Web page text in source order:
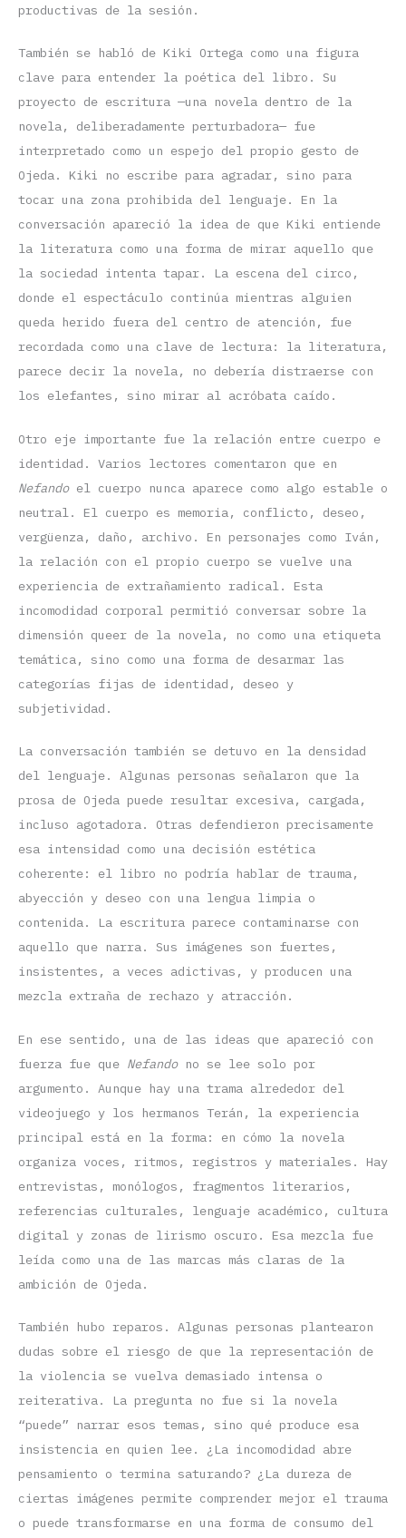
productivas de la sesión.
También se habló de Kiki Ortega como una figura
clave para entender la poética del libro. Su
proyecto de escritura —una novela dentro de la
novela, deliberadamente perturbadora— fue
interpretado como un espejo del propio gesto de
Ojeda. Kiki no escribe para agradar, sino para
tocar una zona prohibida del lenguaje. En la
conversación apareció la idea de que Kiki entiende
la literatura como una forma de mirar aquello que
la sociedad intenta tapar. La escena del circo,
donde el espectáculo continúa mientras alguien
queda herido fuera del centro de atención, fue
recordada como una clave de lectura: la literatura,
parece decir la novela, no debería distraerse con
los elefantes, sino mirar al acróbata caído.
Otro eje importante fue la relación entre cuerpo e
identidad. Varios lectores comentaron que en
Nefandoel cuerpo nunca aparece como algo estable o
neutral. El cuerpo es memoria, conflicto, deseo,
vergüenza, daño, archivo. En personajes como Iván,
la relación con el propio cuerpo se vuelve una
experiencia de extrañamiento radical. Esta
incomodidad corporal permitió conversar sobre la
dimensión queer de la novela, no como una etiqueta
temática, sino como una forma de desarmar las
categorías fijas de identidad, deseo y
subjetividad.
La conversación también se detuvo en la densidad
del lenguaje. Algunas personas señalaron que la
prosa de Ojeda puede resultar excesiva, cargada,
incluso agotadora. Otras defendieron precisamente
esa intensidad como una decisión estética
coherente: el libro no podría hablar de trauma,
abyección y deseo con una lengua limpia o
contenida. La escritura parece contaminarse con
aquello que narra. Sus imágenes son fuertes,
insistentes, a veces adictivas, y producen una
mezcla extraña de rechazo y atracción.
En ese sentido, una de las ideas que apareció con
fuerza fue que Nefandono se lee solo por
argumento. Aunque hay una trama alrededor del
videojuego y los hermanos Terán, la experiencia
principal está en la forma: en cómo la novela
organiza voces, ritmos, registros y materiales. Hay
entrevistas, monólogos, fragmentos literarios,
referencias culturales, lenguaje académico, cultura
digital y zonas de lirismo oscuro. Esa mezcla fue
leída como una de las marcas más claras de la
ambición de Ojeda.
También hubo reparos. Algunas personas plantearon
dudas sobre el riesgo de que la representación de
la violencia se vuelva demasiado intensa o
reiterativa. La pregunta no fue si la novela
“puede” narrar esos temas, sino qué produce esa
insistencia en quien lee. ¿La incomodidad abre
pensamiento o termina saturando? ¿La dureza de
ciertas imágenes permite comprender mejor el trauma
o puede transformarse en una forma de consumo del